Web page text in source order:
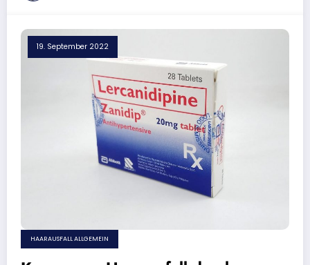
19. September 2022
HAARAUSFALL ALLGEMEIN